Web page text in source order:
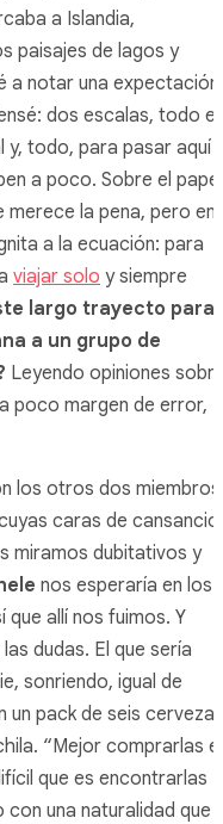
a Islandia,
paisajes de lagos y
notar una expectación
dos escalas, todo el
y, todo, para pasar aquí
a poco. Sobre el
merece la pena, pero en
a la ecuación: para
viajar solo y siempre
largo trayecto para
a un grupo de
Leyendo opiniones
poco margen de error,
los otros dos miembros
caras de cansancio
miramos dubitativos y
nos esperaría en los
allí nos fuimos. Y
dudas. El que sería
sonriendo, igual de
un pack de seis cervezas
“Mejor comprarlas
que es encontrarlas
con una naturalidad que